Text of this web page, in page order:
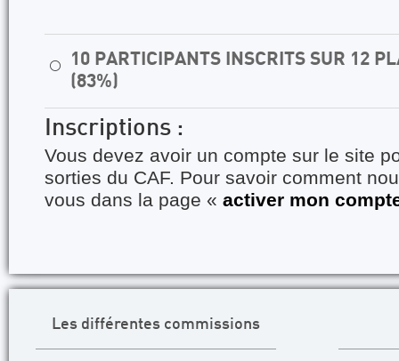
⚪
10 PARTICIPANTS INSCRITS SUR 12
(83%)
Inscriptions :
Vous devez avoir un compte sur le site
sorties du CAF. Pour savoir comment
vous dans la page « activer mon
Les différentes commissions